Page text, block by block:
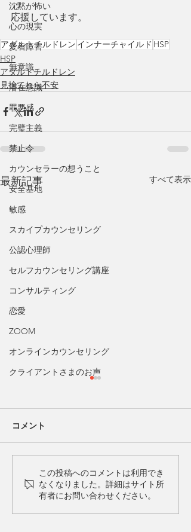
沈黙が怖い
心の現実
愛着障害
無意識
潜在意識
罪悪感
完璧主義
禁止令
カウンセラーの想うこと
安全基地
敏感
スカイプカウンセリング
公認心理師
セルフカウンセリング講座
コンサルティング
恋愛
ZOOM
オンラインカウンセリング
クライアントさまのお声
応援しています。
アダルトチルドレン インナーチャイルド HSP
HSP
アダルトチルドレン
見捨てれら不安
最新記事 すべて表示
愛着障害とは？
コメント
この投稿へのコメントは利用でき
なくなりました。詳細はサイト所
有者にお問い合わせください。